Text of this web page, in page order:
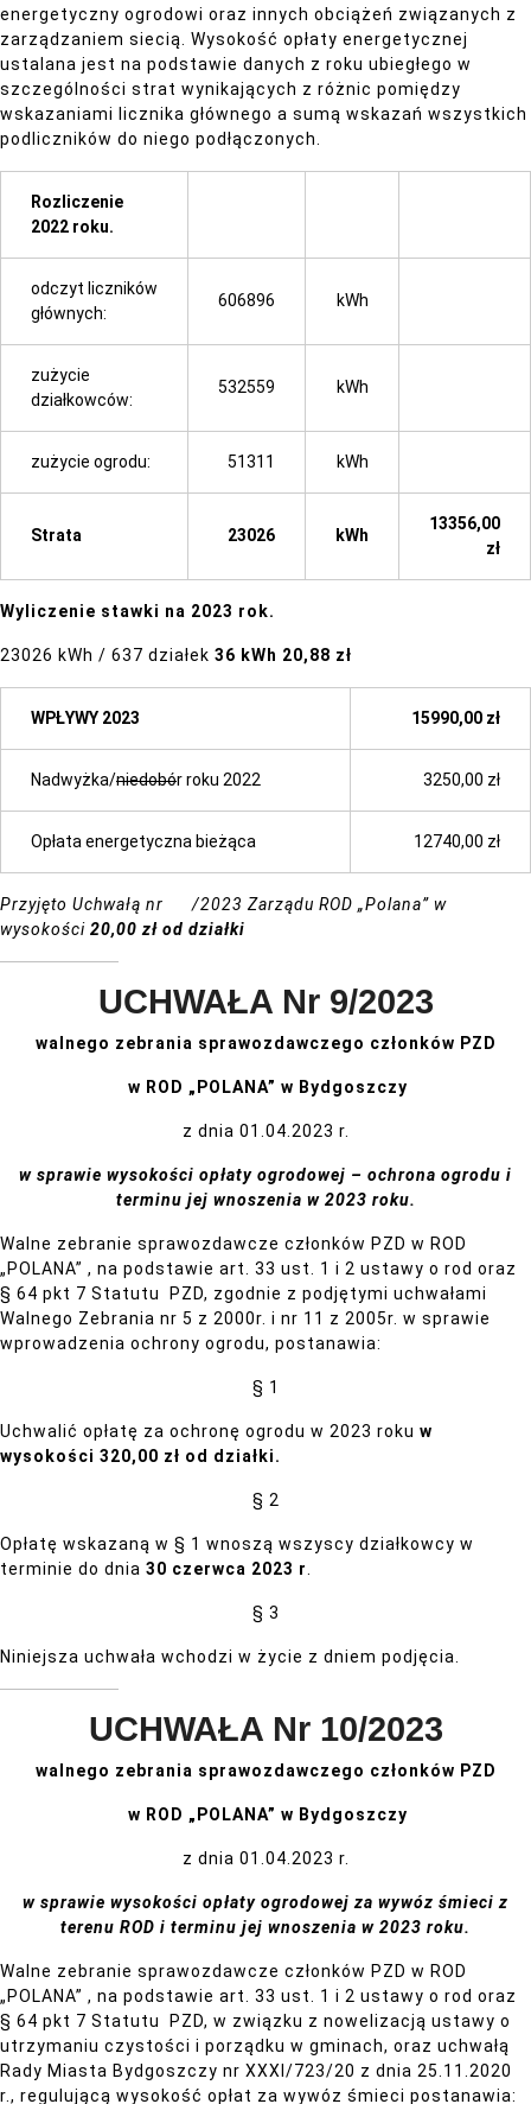
energetyczny ogrodowi oraz innych obciążeń związanych z
zarządzaniem siecią. Wysokość opłaty energetycznej
ustalana jest na podstawie danych z roku ubiegłego w
szczególności strat wynikających z różnic pomiędzy
wskazaniami licznika głównego a sumą wskazań wszystkich
podliczników do niego podłączonych.
Rozliczenie
2022 roku.
odczyt liczników
głównych:
606896 kWh
zużycie
działkowców:
532559 kWh
zużycie ogrodu: 51311 kWh
Strata 23026 kWh
13356,00
zł
Wyliczenie stawki na 2023 rok.
23026 kWh / 637 działek 36 kWh 20,88 zł
WPŁYWY 2023 15990,00 zł
Nadwyżka/niedobór roku 2022 3250,00 zł
Opłata energetyczna bieżąca 12740,00 zł
Przyjęto Uchwałą nr /2023 Zarządu ROD „Polana” w
wysokości 20,00 zł od działki
UCHWAŁA Nr 9/2023
walnego zebrania sprawozdawczego członków PZD
w ROD „POLANA” w Bydgoszczy
z dnia 01.04.2023 r.
w sprawie wysokości opłaty ogrodowej – ochrona ogrodu i
terminu jej wnoszenia w 2023 roku.
Walne zebranie sprawozdawcze członków PZD w ROD
„POLANA” , na podstawie art. 33 ust. 1 i 2 ustawy o rod oraz
§ 64 pkt 7 Statutu PZD, zgodnie z podjętymi uchwałami
Walnego Zebrania nr 5 z 2000r. i nr 11 z 2005r. w sprawie
wprowadzenia ochrony ogrodu, postanawia:
§ 1
Uchwalić opłatę za ochronę ogrodu w 2023 roku w
wysokości 320,00 zł od działki.
§ 2
Opłatę wskazaną w § 1 wnoszą wszyscy działkowcy w
terminie do dnia 30 czerwca 2023 r
§ 3
Niniejsza uchwała wchodzi w życie z dniem podjęcia.
UCHWAŁA Nr 10/2023
walnego zebrania sprawozdawczego członków PZD
w ROD „POLANA” w Bydgoszczy
z dnia 01.04.2023 r.
w sprawie wysokości opłaty ogrodowej za wywóz śmieci z
terenu ROD i terminu jej wnoszenia w 2023 roku.
Walne zebranie sprawozdawcze członków PZD w ROD
„POLANA” , na podstawie art. 33 ust. 1 i 2 ustawy o rod oraz
§ 64 pkt 7 Statutu PZD, w związku z nowelizacją ustawy o
utrzymaniu czystości i porządku w gminach, oraz uchwałą
Rady Miasta Bydgoszczy nr XXXI/723/20 z dnia 25.11.2020
r., regulującą wysokość opłat za wywóz śmieci postanawia: